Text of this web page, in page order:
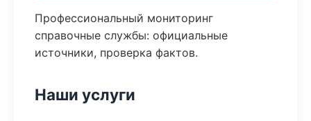
Профессиональный мониторинг
справочные службы: официальные
источники, проверка фактов.
Наши услуги